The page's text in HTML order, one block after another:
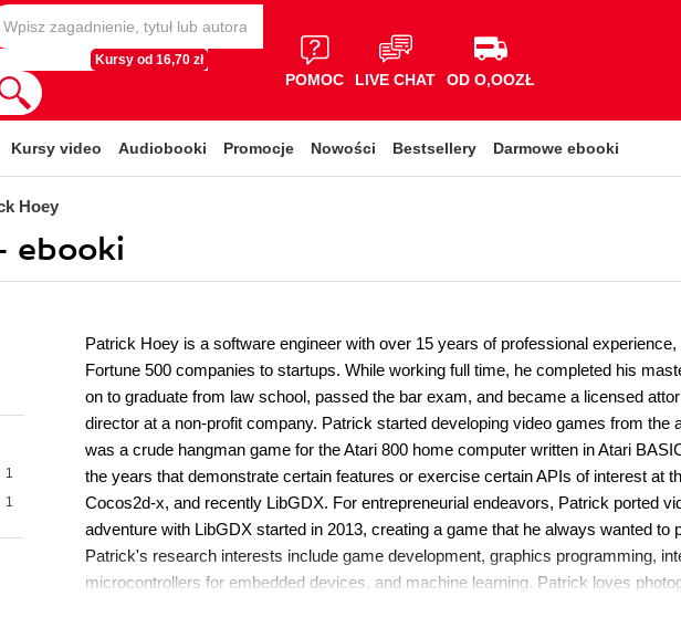
Kursy od 16,70 zł
POMOC LIVE CHAT OD O,OOZŁ
Kursy video Audiobooki Promocje Nowości Bestsellery Darmowe ebooki
Hoey
ebooki
1
1
Patrick Hoey is a software engineer with over 15 years of professional
Fortune 500 companies to startups. While working full time, he completed his
on to graduate from law school, passed the bar exam, and became a licensed
director at a non-profit company. Patrick started developing video games from the
was a crude hangman game for the Atari 800 home computer written in Atari
the years that demonstrate certain features or exercise certain APIs of interest at
Cocos2d-x, and recently LibGDX. For entrepreneurial endeavors, Patrick ported
adventure with LibGDX started in 2013, creating a game that he always wanted to
Patrick's research interests include game development, graphics programming,
microcontrollers for embedded devices, and machine learning. Patrick loves